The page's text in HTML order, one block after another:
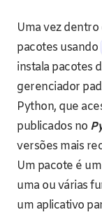
Uma vez
pacotes usando
instala pacotes
gerenciador
Python, que
publicados no
versões mais
Um pacote é
uma ou várias
um aplicativo